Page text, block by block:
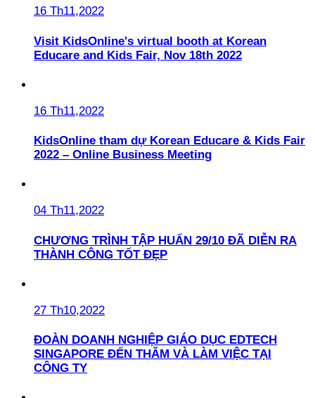
16 Th11,2022
Visit KidsOnline's virtual booth at Korean
Educare and Kids Fair, Nov 18th 2022
16 Th11,2022
KidsOnline tham dự Korean Educare & Kids Fair
2022 – Online Business Meeting
04 Th11,2022
CHƯƠNG TRÌNH TẬP HUẤN 29/10 ĐÃ DIỄN RA
THÀNH CÔNG TỐT ĐẸP
27 Th10,2022
ĐOÀN DOANH NGHIỆP GIÁO DỤC EDTECH
SINGAPORE ĐẾN THĂM VÀ LÀM VIỆC TẠI
CÔNG TY